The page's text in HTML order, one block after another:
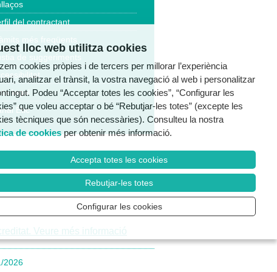
del contractant
més freqüents
de suggeriments
legal
Ètic
2026
lloc web utilitza cookies
cookies pròpies i de tercers per millorar l’experiència
analitzar el trànsit, la vostra navegació al web i personalitzar
Podeu “Acceptar totes les cookies”, “Configurar les
que voleu acceptar o bé “Rebutjar-les totes” (excepte les
tècniques que són necessàries). Consulteu la nostra
de cookiesper obtenir més informació.
Accepta totes les cookies
Rebutjar-les totes
Configurar les cookies